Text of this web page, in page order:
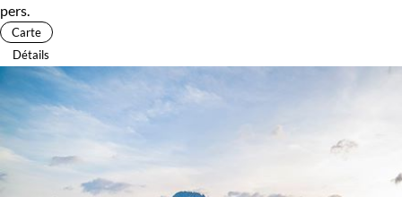
pers.
Carte
Détails